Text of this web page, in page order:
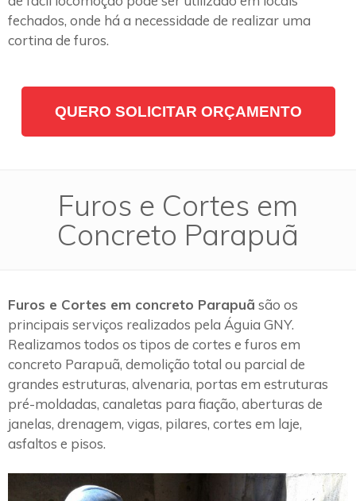
fechados, onde há a necessidade de realizar uma
cortina de furos.
QUERO SOLICITAR ORÇAMENTO
Furos e Cortes em
Concreto Parapuã
Furos e Cortes em concreto Parapuã são os
principais serviços realizados pela Águia GNY.
Realizamos todos os tipos de cortes e furos em
concreto Parapuã, demolição total ou parcial de
grandes estruturas, alvenaria, portas em estruturas
pré-moldadas, canaletas para fiação, aberturas de
janelas, drenagem, vigas, pilares, cortes em laje,
asfaltos e pisos.